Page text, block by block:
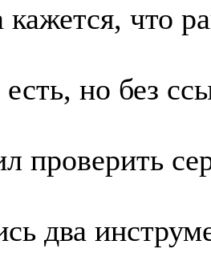
кажется, что
есть, но без
проверить
два